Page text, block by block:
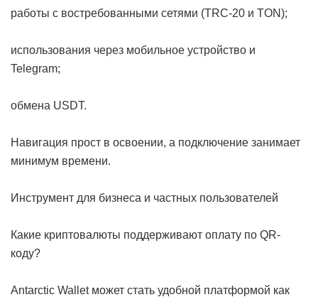
работы с востребованными сетями (TRC-20 и TON);
использования через мобильное устройство и
Telegram;
обмена USDT.
Навигация прост в освоении, а подключение занимает
минимум времени.
Инструмент для бизнеса и частных пользователей
Какие криптовалюты поддерживают оплату по QR-
коду?
Antarctic Wallet может стать удобной платформой как